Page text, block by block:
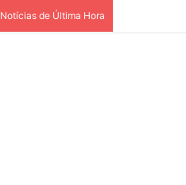
Notícias de Última Hora